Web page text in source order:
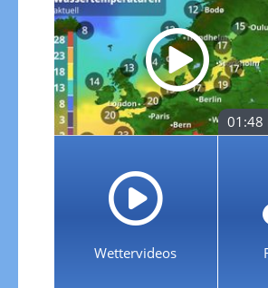
01:48
Wettervideos